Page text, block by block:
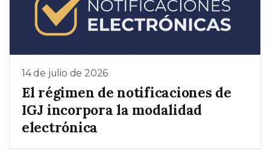
14 de julio de 2026
El régimen de notificaciones de
IGJ incorpora la modalidad
electrónica